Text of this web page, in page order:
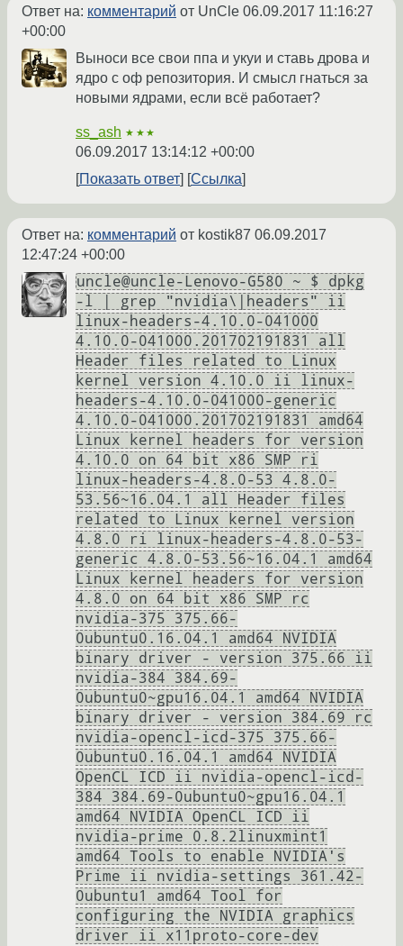
Ответ на: комментарий от UnCle 06.09.2017 11:16:27
+00:00
Выноси все свои ппа и укуи и ставь дрова и
ядро с оф репозитория. И смысл гнаться за
новыми ядрами, если всё работает?
ss_ash ★★★
06.09.2017 13:14:12 +00:00
Показать ответ
Ссылка
Ответ на: комментарий от kostik87 06.09.2017
12:47:24 +00:00
uncle@uncle-Lenovo-G580 ~ $ dpkg
-l | grep "nvidia\|headers" ii
linux-headers-4.10.0-041000
4.10.0-041000.201702191831 all
Header files related to Linux
kernel version 4.10.0 ii linux-
headers-4.10.0-041000-generic
4.10.0-041000.201702191831 amd64
Linux kernel headers for version
4.10.0 on 64 bit x86 SMP ri
linux-headers-4.8.0-53 4.8.0-
53.56~16.04.1 all Header files
related to Linux kernel version
4.8.0 ri linux-headers-4.8.0-53-
generic 4.8.0-53.56~16.04.1 amd64
Linux kernel headers for version
4.8.0 on 64 bit x86 SMP rc
nvidia-375 375.66-
0ubuntu0.16.04.1 amd64 NVIDIA
binary driver - version 375.66 ii
nvidia-384 384.69-
0ubuntu0~gpu16.04.1 amd64 NVIDIA
binary driver - version 384.69 rc
nvidia-opencl-icd-375 375.66-
0ubuntu0.16.04.1 amd64 NVIDIA
OpenCL ICD ii nvidia-opencl-icd-
384 384.69-0ubuntu0~gpu16.04.1
amd64 NVIDIA OpenCL ICD ii
nvidia-prime 0.8.2linuxmint1
amd64 Tools to enable NVIDIA's
Prime ii nvidia-settings 361.42-
0ubuntu1 amd64 Tool for
configuring the NVIDIA graphics
driver ii x11proto-core-dev